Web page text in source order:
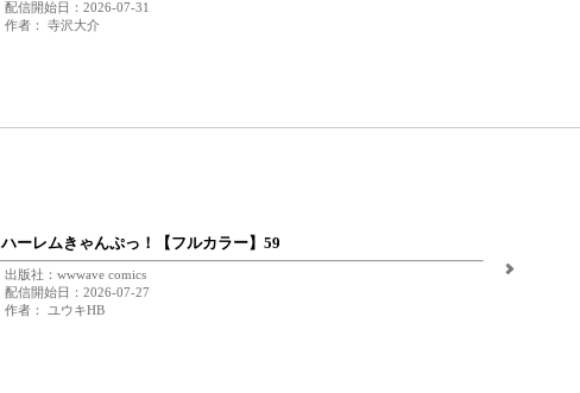
配信開始日：2026-07-31
作者： 寺沢大介
ハーレムきゃんぷっ！【フルカラー】59
出版社：wwwave comics
配信開始日：2026-07-27
作者： ユウキHB